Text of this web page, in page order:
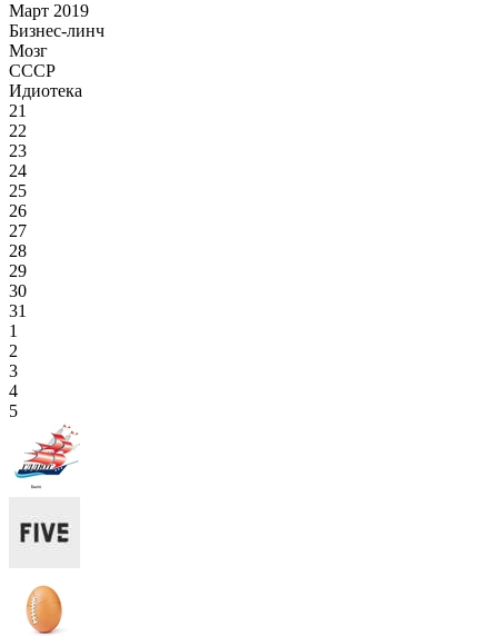
Март 2019
Бизнес-линч
Мозг
СССР
Идиотека
21
22
23
24
25
26
27
28
29
30
31
1
2
3
4
5